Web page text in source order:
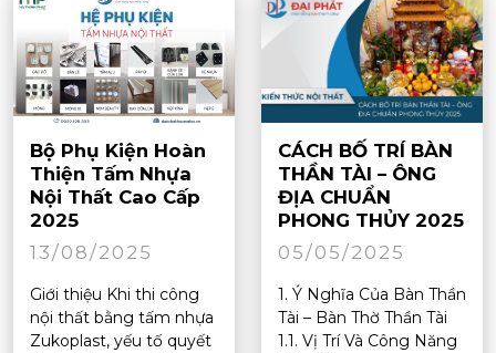
Bộ Phụ Kiện Hoàn
Thiện Tấm Nhựa
Nội Thất Cao Cấp
2025
13/08/2025
Giới thiệu Khi thi công
nội thất bằng tấm nhựa
Zukoplast, yếu tố quyết
CÁCH BỐ TRÍ BÀN
THẦN TÀI – ÔNG
ĐỊA CHUẨN
PHONG THỦY 2025
05/05/2025
1. Ý Nghĩa Của Bàn Thần
Tài – Bàn Thờ Thần Tài
1.1. Vị Trí Và Công Năng